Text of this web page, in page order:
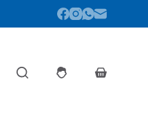
Panier